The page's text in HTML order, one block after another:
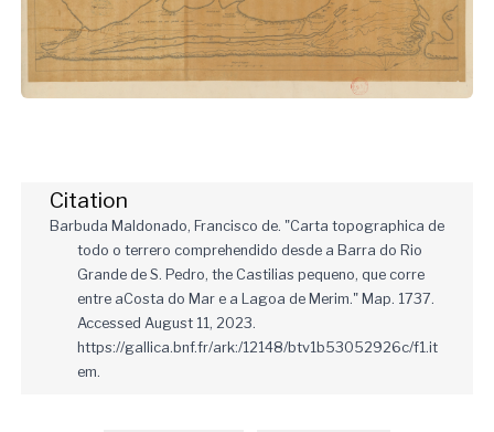
Citation
Barbuda Maldonado, Francisco de. "Carta topographica de
todo o terrero comprehendido desde a Barra do Rio
Grande de S. Pedro, the Castilias pequeno, que corre
entre aCosta do Mar e a Lagoa de Merim." Map. 1737.
Accessed August 11, 2023.
https://gallica.bnf.fr/ark:/12148/btv1b53052926c/f1.it
em.